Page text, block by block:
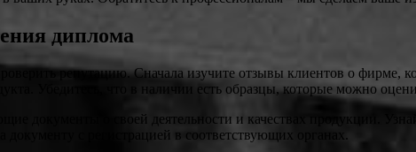
диплома
репутацию. Сначала изучите отзывы клиентов о фирме,
Убедитесь, что в наличии есть образцы, которые можно
документы о своей деятельности и качествах продукции.
с регистрацией в соответствующих органах.